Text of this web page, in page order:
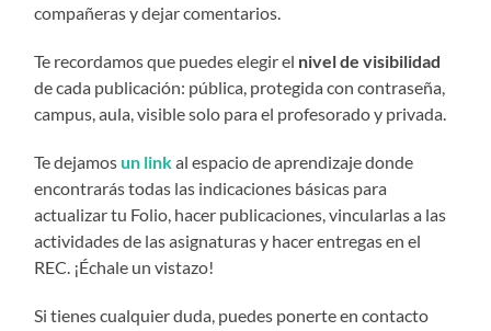
compañeras y dejar comentarios.
Te recordamos que puedes elegir el nivel de visibilidad
de cada publicación: pública, protegida con contraseña,
campus, aula, visible solo para el profesorado y privada.
Te dejamosun linkal espacio de aprendizajedonde
encontrarás todas las indicaciones básicas para
actualizar tu Folio, hacer publicaciones, vincularlas a las
actividades de las asignaturas y hacer entregas en el
REC. ¡Échale un vistazo!
Si tienes cualquier duda, puedes ponerte en contacto